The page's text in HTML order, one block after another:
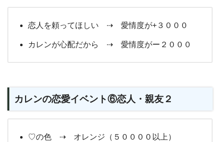
恋人を頼ってほしい ⇢ 愛情度が+３０００
カレンが心配だから ⇢ 愛情度がー２０００
カレンの恋愛イベント⑥恋人・親友２
♡の色 ⇢ オレンジ（５００００以上）